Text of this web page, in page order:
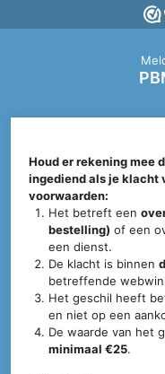
Houd er rekening mee
ingediend als je klacht
voorwaarden:
Het betreft een
bestelling) of een
een dienst.
De klacht is binnen
betreffende
Het geschil heeft
en niet op een
De waarde van het
minimaal €25.